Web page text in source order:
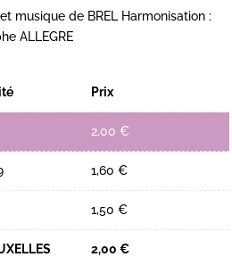
musique de BREL Harmonisation :
ALLEGRE
Prix
2,00 €
1,60 €
1,50 €
2,00 €